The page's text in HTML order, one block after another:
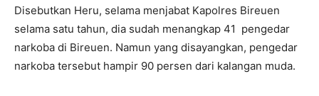
Disebutkan Heru, selama menjabat Kapolres Bireuen
selama satu tahun, dia sudah menangkap 41 pengedar
narkoba di Bireuen. Namun yang disayangkan, pengedar
narkoba tersebut hampir 90 persen dari kalangan muda.